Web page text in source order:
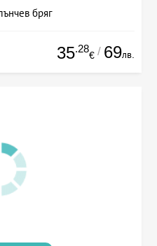
бряг
35.28
€ / 69лв.